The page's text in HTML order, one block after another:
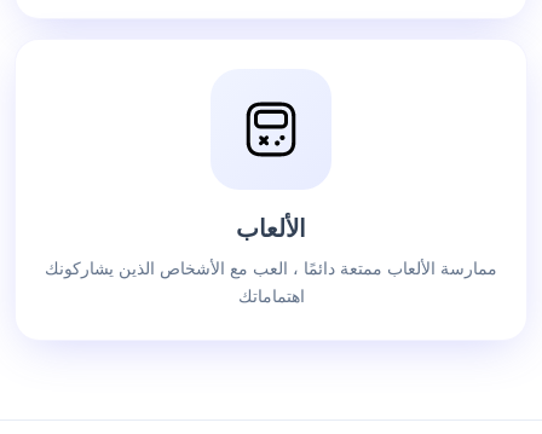
الألعاب
ممارسة الألعاب ممتعة دائمًا ، العب مع الأشخاص الذين يشاركونك
اهتماماتك